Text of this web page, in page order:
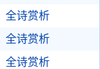
全诗赏析
全诗赏析
全诗赏析